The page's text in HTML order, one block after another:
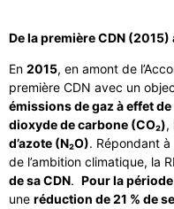
De la première CDN
En 2015, en amont de
première CDN avec un
émissions de gaz à effet
dioxyde de carbone (CO₂),
d’azote (N₂O). Répondant à
de l’ambition climatique, la
de sa CDN. Pour la
une réduction de 21 % de